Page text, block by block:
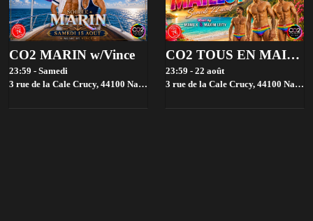
CO2 MARIN w/Vince
23:59 - Samedi
3 rue de la Cale Crucy, 44100 Nantes, France,
Nantes
CO2 TOUS EN MAILLOT + MOUSSE w/Manu K & Maxim Leity
23:59 - 22 août
3 rue de la Cale Crucy, 44100 Nantes, France,